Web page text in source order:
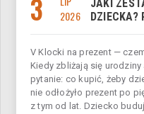
3
2026
JAKI
DZIECKA?
V Klocki na prezent —
Kiedy zbliżają się
pytanie: co kupić, żeby
nie odłożyło prezent po
z tym od lat. Dziecko